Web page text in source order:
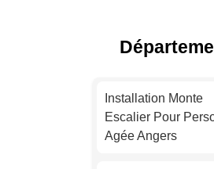
Installation Monte
Escalier Pour
Agée Angers